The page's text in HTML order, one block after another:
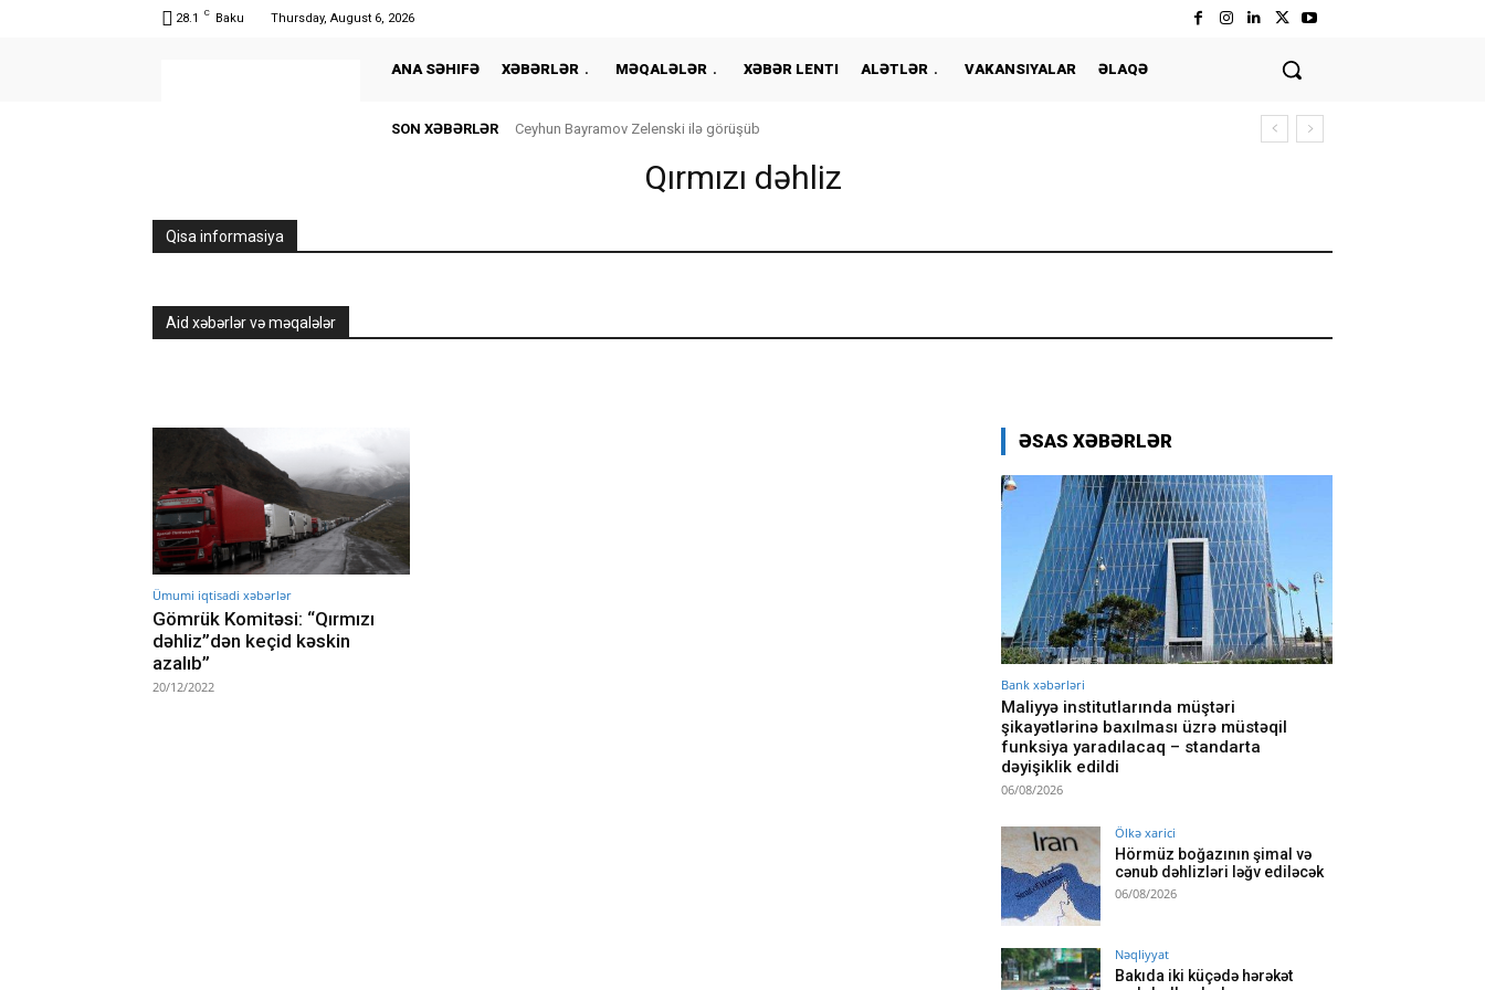
28.1 C Baku Thursday, August 6, 2026
ANA SƏHIFƏ XƏBƏRLƏR MƏQALƏLƏR XƏBƏR LENTI ALƏTLƏR VAKANSIYALAR ƏLAQƏ
SON XƏBƏRLƏR Ceyhun Bayramov Zelenski ilə görüşüb
Qırmızı dəhliz
Qisa informasiya
Aid xəbərlər və məqalələr
Ümumi iqtisadi xəbərlər
Gömrük Komitəsi: “Qırmızı
dəhliz”dən keçid kəskin
azalıb”
20/12/2022
ƏSAS XƏBƏRLƏR
Bank xəbərləri
Maliyyə institutlarında müştəri
şikayətlərinə baxılması üzrə müstəqil
funksiya yaradılacaq – standarta
dəyişiklik edildi
06/08/2026
Ölkə xarici
Hörmüz boğazının şimal və
cənub dəhlizləri ləğv ediləcək
06/08/2026
Nəqliyyat
Bakıda iki küçədə hərəkət